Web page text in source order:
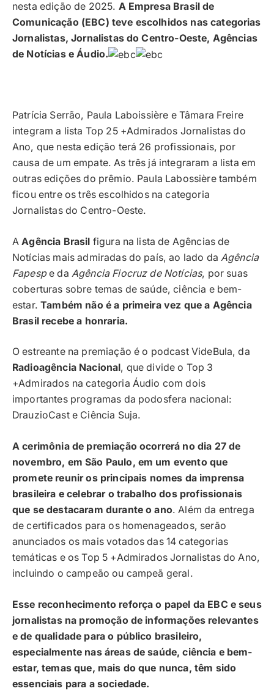
nesta edição de 2025. A Empresa Brasil de
Comunicação (EBC) teve escolhidos nas categorias
Jornalistas, Jornalistas do Centro-Oeste, Agências
de Notícias e Áudio.
Patrícia Serrão, Paula Laboissière e Tâmara Freire
integram a lista Top 25 +Admirados Jornalistas do
Ano, que nesta edição terá 26 profissionais, por
causa de um empate. As três já integraram a lista em
outras edições do prêmio. Paula Labossière também
ficou entre os três escolhidos na categoria
Jornalistas do Centro-Oeste.
AAgência Brasil figura na lista de Agências de
Notícias mais admiradas do país, ao lado daAgência
Fapespe da Agência Fiocruz de Notícias, por suas
coberturas sobre temas de saúde, ciência e bem-
estar.Também não é a primeira vez que a Agência
Brasil recebe a honraria.
O estreante na premiação é o podcast VideBula, da
Radioagência Nacional, que divide o Top 3
+Admirados na categoria Áudio com dois
importantes programas da podosfera nacional:
DrauzioCast e Ciência Suja.
A cerimônia de premiação ocorrerá no dia 27 de
novembro, em São Paulo, em um evento que
promete reunir os principais nomes da imprensa
brasileira e celebrar o trabalho dos profissionais
que se destacaram durante o ano. Além da entrega
de certificados para os homenageados, serão
anunciados os mais votados das 14 categorias
temáticas e os Top 5 +Admirados Jornalistas do Ano,
incluindo o campeão ou campeã geral.
Esse reconhecimento reforça o papel da EBC e seus
jornalistas na promoção de informações relevantes
e de qualidade para o público brasileiro,
especialmente nas áreas de saúde, ciência e bem-
estar, temas que, mais do que nunca, têm sido
essenciais para a sociedade.